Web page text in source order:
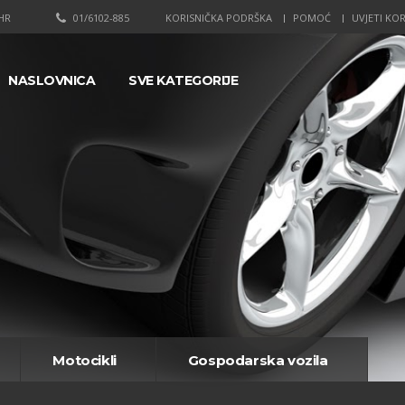
KORISNIČKA PODRŠKA POMOĆ UVJETI
01/6102-885
NASLOVNICA SVE KATEGORIJE
Motocikli Gospodarska vozila